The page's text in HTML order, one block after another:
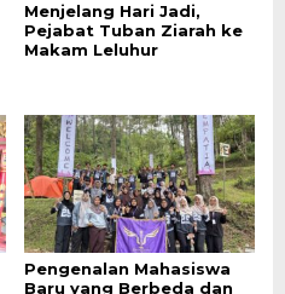
Menjelang Hari Jadi,
Pejabat Tuban Ziarah ke
Makam Leluhur
Pengenalan Mahasiswa
Baru yang Berbeda dan